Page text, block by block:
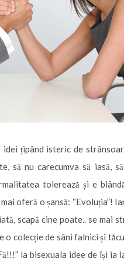
țipând isteric de
să nu carecumva să iasă,
tolerează și e
oferă o șansă: “Evoluția”!
scapă cine poate.. se mai
colecție de sâni falnici și
la bisexuala idee de își ia